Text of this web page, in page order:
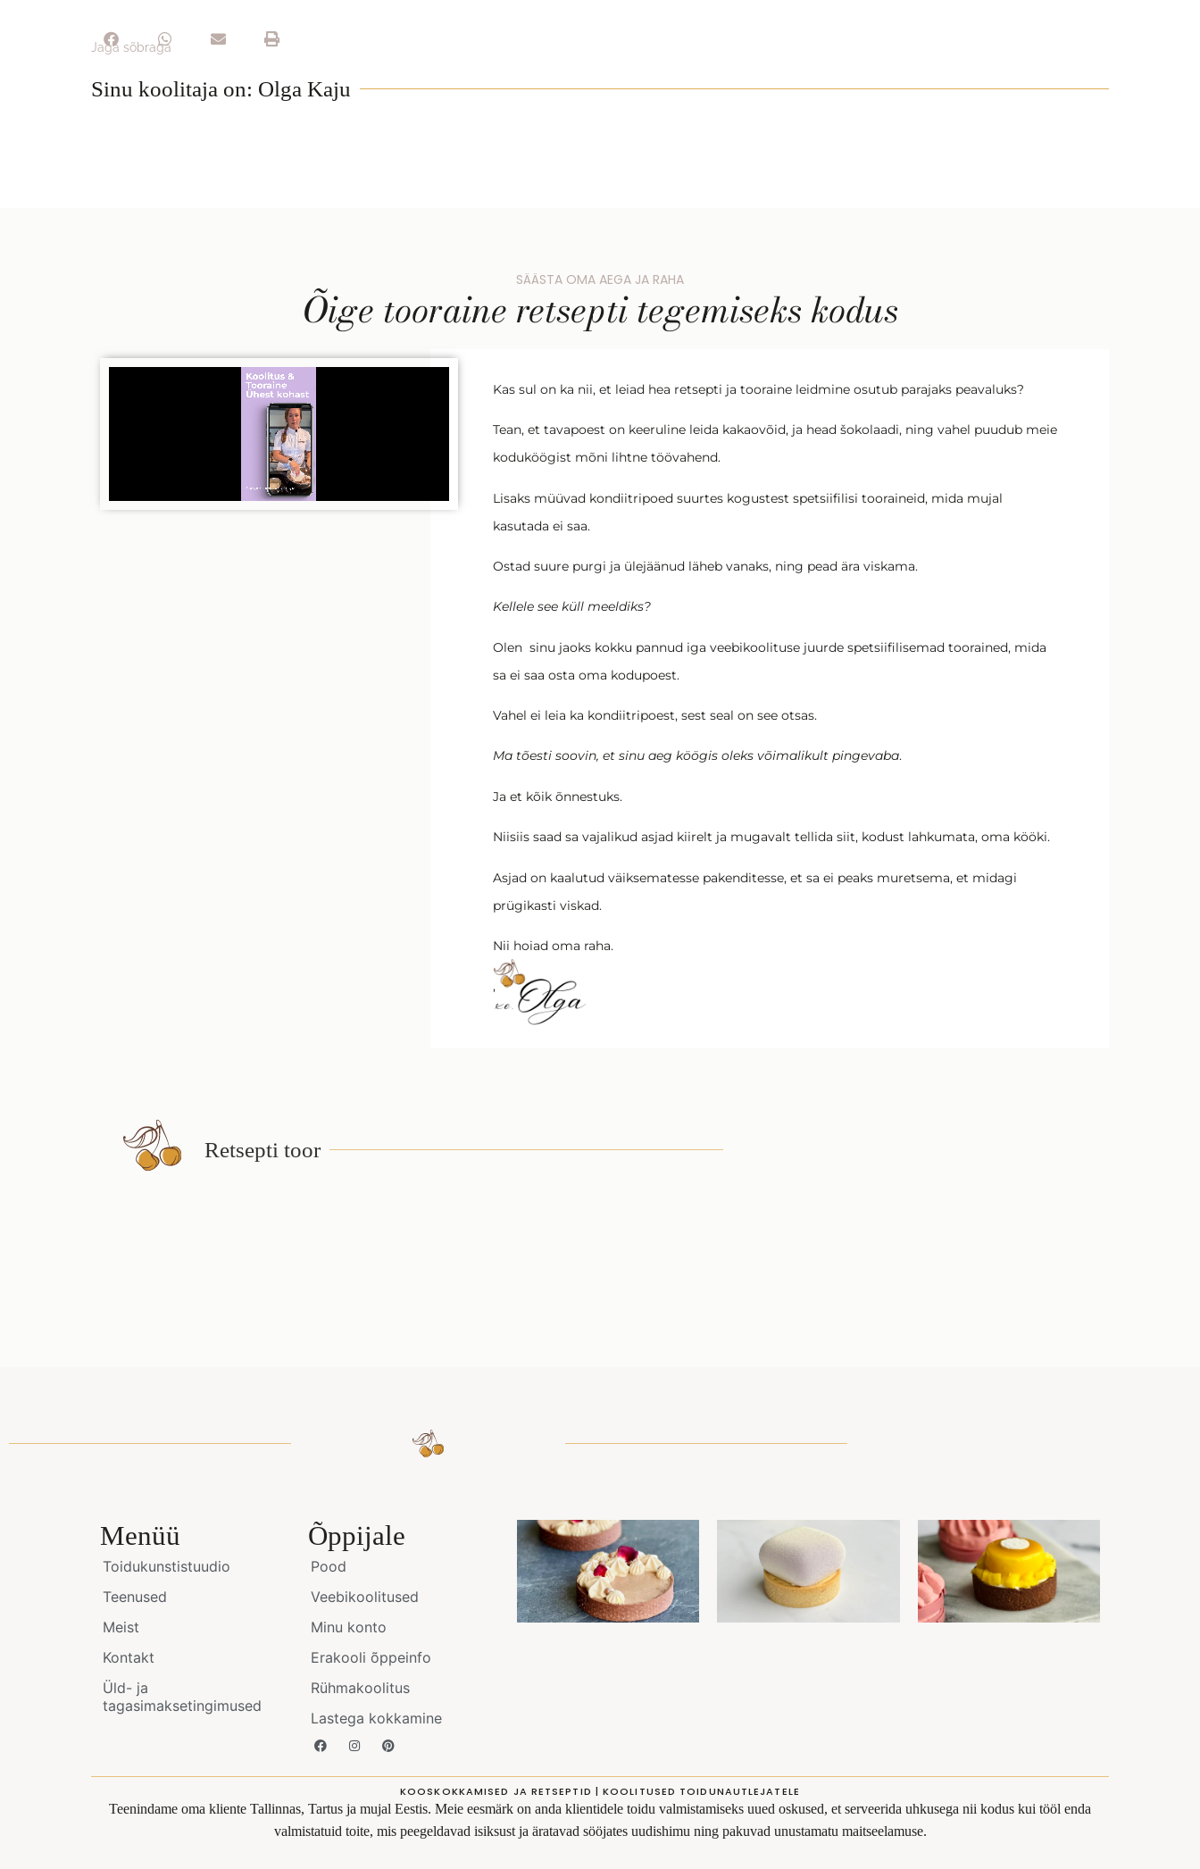
Jaga sõbraga
Sinu koolitaja on: Olga Kaju
SÄÄSTA OMA AEGA JA RAHA
Õige tooraine retsepti tegemiseks kodus
Kas sul on ka nii, et leiad hea retsepti ja tooraine leidmine osutub parajaks peavaluks?
Tean, et tavapoest on keeruline leida kakaovõid, ja head šokolaadi, ning vahel puudub meie
koduköögist mõni lihtne töövahend.
Lisaks müüvad kondiitripoed suurtes kogustest spetsiifilisi tooraineid, mida mujal
kasutada ei saa.
Ostad suure purgi ja ülejäänud läheb vanaks, ning pead ära viskama.
Kellele see küll meeldiks?
Olen sinu jaoks kokku pannud iga veebikoolituse juurde spetsiifilisemad toorained, mida
sa ei saa osta oma kodupoest.
Vahel ei leia ka kondiitripoest, sest seal on see otsas.
Ma tõesti soovin, et sinu aeg köögis oleks võimalikult pingevaba.
Ja et kõik õnnestuks.
Niisiis saad sa vajalikud asjad kiirelt ja mugavalt tellida siit, kodust lahkumata, oma kööki.
Asjad on kaalutud väiksematesse pakenditesse, et sa ei peaks muretsema, et midagi
prügikasti viskad.
Nii hoiad oma raha.
,
Retsepti toor
Menüü
Toidukunstistuudio
Teenused
Meist
Kontakt
Üld- ja
tagasimaksetingimused
Õppijale
Pood
Veebikoolitused
Minu konto
Erakooli õppeinfo
Rühmakoolitus
Lastega kokkamine
KOOSKOKKAMISED JA RETSEPTID | KOOLITUSED TOIDUNAUTLEJATELE
Teenindame oma kliente Tallinnas, Tartus ja mujal Eestis. Meie eesmärk on anda klientidele toidu valmistamiseks uued oskused, et serveerida uhkusega nii kodus kui tööl enda
valmistatuid toite, mis peegeldavad isiksust ja äratavad sööjates uudishimu ning pakuvad unustamatu maitseelamuse.